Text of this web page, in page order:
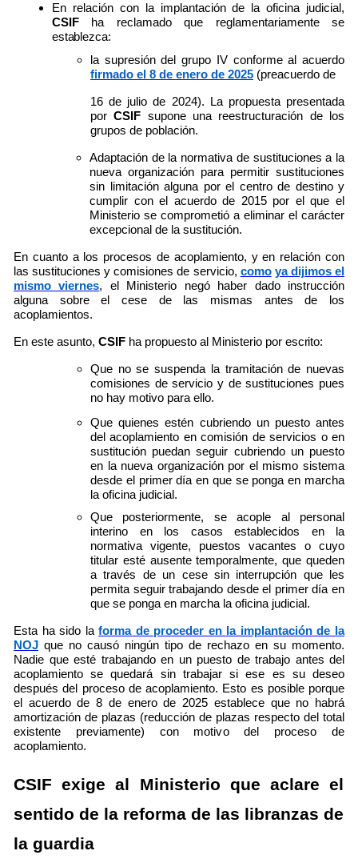
En relación con la implantación de la oficina judicial,
CSIF ha reclamado que reglamentariamente se
establezca:
la supresión del grupo IV conforme al acuerdo
firmado el 8 de enero de 2025 (preacuerdo de
16 de julio de 2024). La propuesta presentada
porCSIF supone una reestructuración de los
grupos de población.
Adaptación de la normativa de sustituciones a la
nueva organización para permitir sustituciones
sin limitación alguna por el centro de destino y
cumplir con el acuerdo de 2015 por el que el
Ministerio se comprometió a eliminar el carácter
excepcional de la sustitución.
En cuanto a los procesos de acoplamiento, y en relación con
las sustituciones y comisiones de servicio, como ya dijimos el
mismo viernes, el Ministerio negó haber dado instrucción
alguna sobre el cese de las mismas antes de los
acoplamientos.
En este asunto, CSIF ha propuesto al Ministerio por escrito:
Que no se suspenda la tramitación de nuevas
comisiones de servicio y de sustituciones pues
no hay motivo para ello.
Que quienes estén cubriendo un puesto antes
del acoplamiento en comisión de servicios o en
sustitución puedan seguir cubriendo un puesto
en la nueva organización por el mismo sistema
desde el primer día en que se ponga en marcha
la oficina judicial.
Que posteriormente, se acople al personal
interino en los casos establecidos en la
normativa vigente, puestos vacantes o cuyo
titular esté ausente temporalmente, que queden
a través de un cese sin interrupción que les
permita seguir trabajando desde el primer día en
que se ponga en marcha la oficina judicial.
Esta ha sido laforma de proceder en la implantación de la
NOJ que no causó ningún tipo de rechazo en su momento.
Nadie que esté trabajando en un puesto de trabajo antes del
acoplamiento se quedará sin trabajar si ese es su deseo
después del proceso de acoplamiento. Esto es posible porque
el acuerdo de 8 de enero de 2025 establece que no habrá
amortización de plazas (reducción de plazas respecto del total
existente previamente) con motivo del proceso de
acoplamiento.
CSIF exige al Ministerio que aclare el
sentido de la reforma de las libranzas de
la guardia